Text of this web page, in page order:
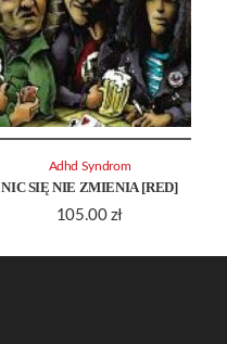
NIC SIĘ NIE ZMIENIA [RED]
105.00 zł
Adhd Syndrom